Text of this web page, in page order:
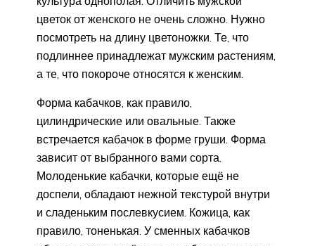
цветок от женского не очень сложно. Нужно
посмотреть на длину цветоножки. Те, что
подлиннее принадлежат мужским растениям,
а те, что покороче относятся к женским.
Форма кабачков, как правило,
цилиндрические или овальные. Также
встречается кабачок в форме груши. Форма
зависит от выбранного вами сорта.
Молоденькие кабачки, которые ещё не
доспели, обладают нежной текстурой внутри
и сладеньким послевкусием. Кожица, как
правило, тоненькая. У сменных кабачков